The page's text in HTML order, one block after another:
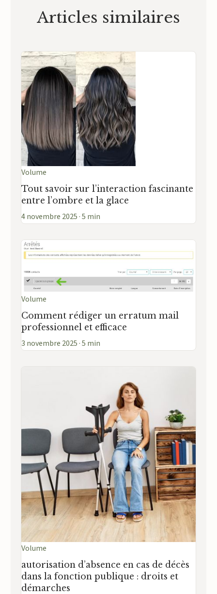
Articles similaires
Volume
Tout savoir sur l’interaction fascinante
entre l’ombre et la glace
4 novembre 2025 · 5 min
Volume
Comment rédiger un erratum mail
professionnel et efficace
3 novembre 2025 · 5 min
Volume
autorisation d’absence en cas de décès
dans la fonction publique : droits et
démarches